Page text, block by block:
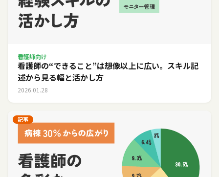
看護師向け
看護師の“できること”は想像以上に広い。スキル記
述から見る幅と活かし方
2026.01.28
記事